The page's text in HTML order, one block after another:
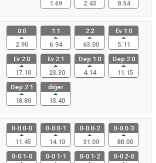
1.69
2.43
8.54
0:0
2.90
1:1
6.94
2:2
63.00
Ev 1:0
5.11
Ev 2:0
17.10
Ev 2:1
23.30
Dep 1:0
4.14
Dep 2:0
11.15
Dep 2:1
18.80
diğer
13.40
0-0 0-0
11.45
0-0 0-1
14.10
0-0 0-2
31.00
0-0 0-3
88.00
0-0 1-0
0-0 1-1
0-0 1-2
0-0 2-0